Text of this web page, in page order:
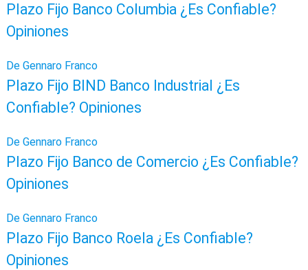
Plazo Fijo Banco Columbia ¿Es Confiable?
Opiniones
De Gennaro Franco
Plazo Fijo BIND Banco Industrial ¿Es
Confiable? Opiniones
De Gennaro Franco
Plazo Fijo Banco de Comercio ¿Es Confiable?
Opiniones
De Gennaro Franco
Plazo Fijo Banco Roela ¿Es Confiable?
Opiniones